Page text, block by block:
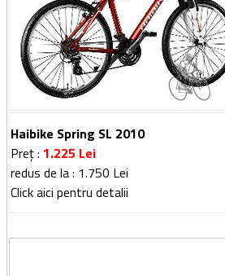
Haibike Spring SL 2010
Preț : 1.225 Lei
redus de la : 1.750 Lei
Click aici pentru detalii